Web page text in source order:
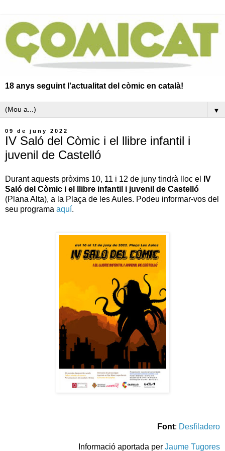
18 anys seguint l'actualitat del còmic en català!
▼
09 de juny 2022
IV Saló del Còmic i el llibre infantil i
juvenil de Castelló
Durant aquests pròxims 10, 11 i 12 de juny tindrà lloc el
IV
Saló del Còmic i el llibre infantil i juvenil de Castelló
(Plana Alta), a la Plaça de les Aules. Podeu informar-vos del
seu programa aquí.
Font: Desfiladero
Informació aportada per Jaume Tugores